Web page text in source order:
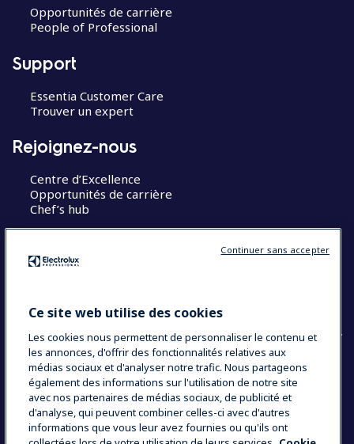
Opportunités de carrière
People of Professional
Support
Essentia Customer Care
Trouver un expert
Rejoignez-nous
Centre d’Excellence
Opportunités de carrière
Chef’s hub
COUNTRY AND LANGUAGE
VOTRE SÉLECTION : FRANCE
Ce site web utilise des cookies
Les cookies nous permettent de personnaliser le contenu et
les annonces, d'offrir des fonctionnalités relatives aux
médias sociaux et d'analyser notre trafic. Nous partageons
également des informations sur l'utilisation de notre site
avec nos partenaires de médias sociaux, de publicité et
d'analyse, qui peuvent combiner celles-ci avec d'autres
informations que vous leur avez fournies ou qu'ils ont
Continuer sans accepter